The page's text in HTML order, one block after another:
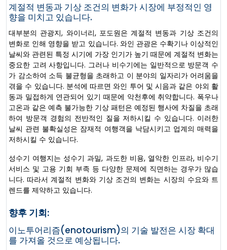
계절적 변동과 기상 조건의 변화가 시장에 부정적인 영
향을 미치고 있습니다.
대부분의 관광지, 와이너리, 포도원은 계절적 변동과 기상 조건의
변화로 인해 영향을 받고 있습니다. 와인 관광은 수확기나 이상적인
날씨와 관련된 특정 시기에 가장 인기가 높기 때문에 계절적 변화는
중요한 고려 사항입니다. 그러나 비수기에는 일반적으로 방문객 수
가 감소하여 소득 불균형을 초래하고 이 분야의 일자리가 어려움을
겪을 수 있습니다. 분석에 따르면 와인 투어 및 시음과 같은 야외 활
동과 밀접하게 연관되어 있기 때문에 악천후에 취약합니다. 폭우나
고온과 같은 예측 불가능한 기상 패턴은 예정된 행사에 차질을 초래
하여 방문객 경험의 전반적인 질을 저하시킬 수 있습니다. 이러한
날씨 관련 불확실성은 잠재적 여행객을 낙담시키고 업계의 매력을
저하시킬 수 있습니다.
성수기 여행지는 성수기 과밀, 과도한 비용, 열악한 인프라, 비수기
서비스 및 고용 기회 부족 등 다양한 문제에 직면하는 경우가 많습
니다. 따라서 계절적 변화와 기상 조건의 변화는 시장의 수요와 트
렌드를 제약하고 있습니다.
향후 기회:
이노투어리즘(enotourism)의 기술 발전은 시장 확대
를 가져올 것으로 예상됩니다.